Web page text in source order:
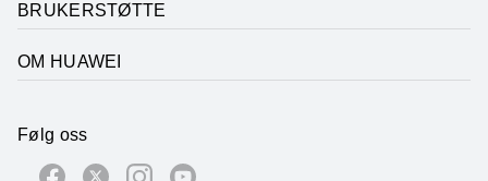
BRUKERSTØTTE
OM HUAWEI
Følg oss